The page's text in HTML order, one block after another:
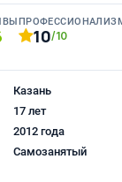
10/10
Казань
17 лет
2012 года
Самозанятый